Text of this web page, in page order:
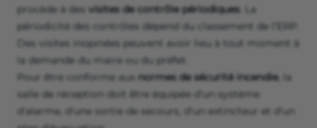
procède à des visites de contrôle périodiques. La
périodicité des contrôles dépend du classement de l’ERP.
Des visites inopinées peuvent avoir lieu à tout moment à
la demande du maire ou du préfet.
Pour être conforme aux normes de sécurité incendie, la
salle de réception doit être équipée d'un système
d'alarme, d'une sortie de secours, d'un extincteur et d'un